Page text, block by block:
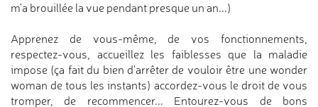
m'a brouillée la vue pendant presque un an...)
Apprenez de vous-même, de vos fonctionnements,
respectez-vous, accueillez les faiblesses que la maladie
impose (ça fait du bien d'arrêter de vouloir être une wonder
woman de tous les instants) accordez-vous le droit de vous
tromper, de recommencer... Entourez-vous de bons